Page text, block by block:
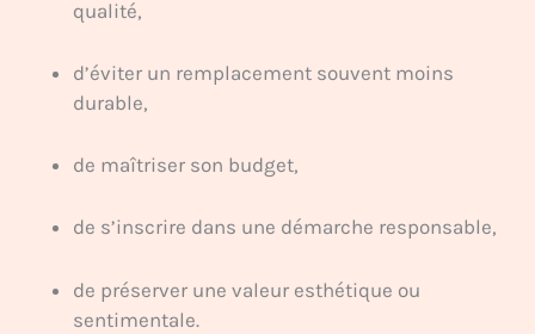
qualité,
d’éviter un remplacement souvent moins
durable,
de maîtriser son budget,
de s’inscrire dans une démarche responsable,
de préserver une valeur esthétique ou
sentimentale.